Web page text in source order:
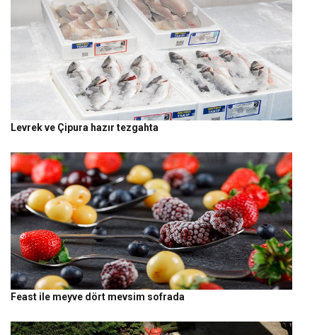
Levrek ve Çipura hazır tezgahta
Feast ile meyve dört mevsim sofrada